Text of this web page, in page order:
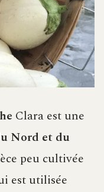
Clara est une
Nord et du
peu cultivée
est utilisée